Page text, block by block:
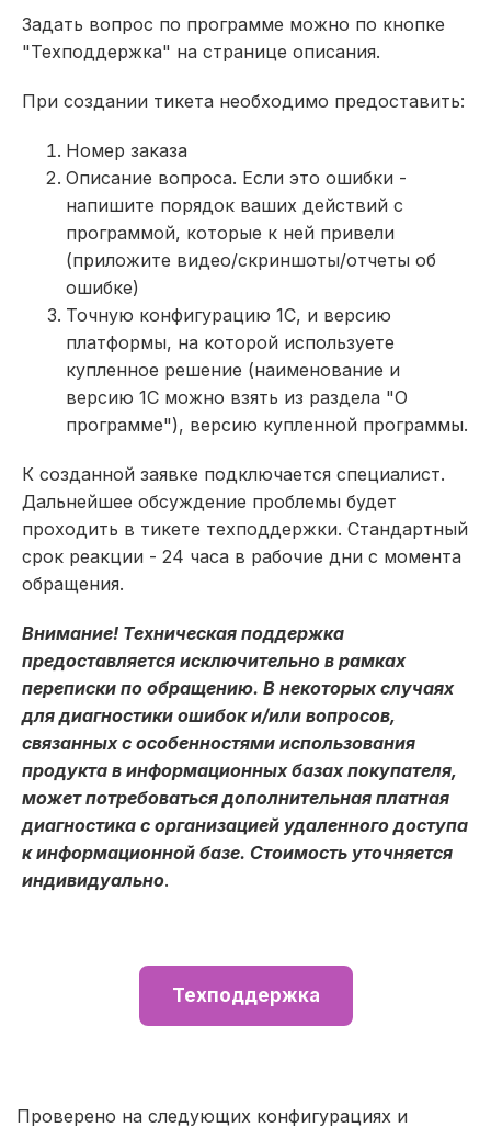
Задать вопрос по программе можно по кнопке
"Техподдержка" на странице описания.
При создании тикета необходимо предоставить:
Номер заказа
Описание вопроса. Если это ошибки -
напишите порядок ваших действий с
программой, которые к ней привели
(приложите видео/скриншоты/отчеты об
ошибке)
Точную конфигурацию 1С, и версию
платформы, на которой используете
купленное решение (наименование и
версию 1С можно взять из раздела "О
программе"), версию купленной программы.
К созданной заявке подключается специалист.
Дальнейшее обсуждение проблемы будет
проходить в тикете техподдержки. Стандартный
срок реакции - 24 часа в рабочие дни с момента
обращения.
Внимание! Техническая поддержка
предоставляется исключительно в рамках
переписки по обращению. В некоторых случаях
для диагностики ошибок и/или вопросов,
связанных с особенностями использования
продукта в информационных базах покупателя,
может потребоваться дополнительная платная
диагностика с организацией удаленного доступа
к информационной базе. Стоимость уточняется
индивидуально.
Техподдержка
Проверено на следующих конфигурациях и